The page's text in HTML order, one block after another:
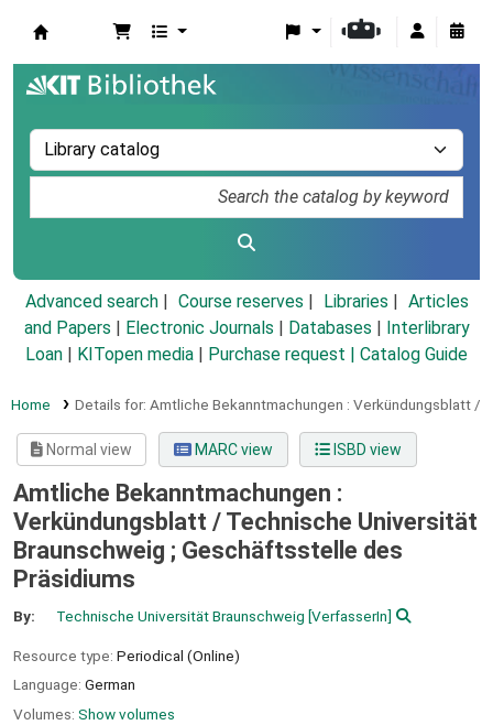
Advanced search Course reserves Libraries
Articles
and Papers
Electronic Journals Databases
Interlibrary
Loan
KITopen media Purchase request | Catalog Guide
Home Details for: Amtliche Bekanntmachungen : Verkündungsblatt /
Normal view MARC view ISBD view
Amtliche Bekanntmachungen :
Verkündungsblatt / Technische Universität
Braunschweig ; Geschäftsstelle des
Präsidiums
By: Technische Universität Braunschweig [VerfasserIn]
Resource type: Periodical (Online)
Language: German
Volumes: Show volumes